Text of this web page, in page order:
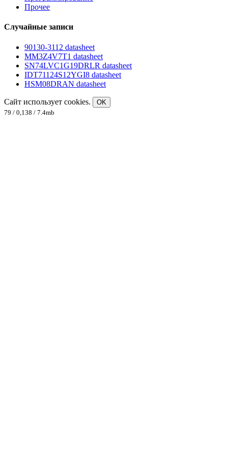
Прочее
Случайные записи
90130-3112 datasheet
MM3Z4V7T1 datasheet
SN74LVC1G19DRLR datasheet
IDT71124S12YGI8 datasheet
HSM08DRAN datasheet
Сайт использует cookies.
OK
79 / 0,138 / 7.4mb